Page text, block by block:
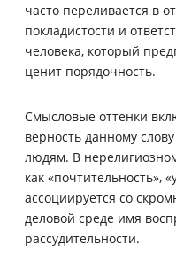
часто переливается в
покладистости и
человека, который
ценит порядочность.
Смысловые оттенки
верность данному
людям. В
как «почтительность»,
ассоциируется со
деловой среде имя
рассудительности.